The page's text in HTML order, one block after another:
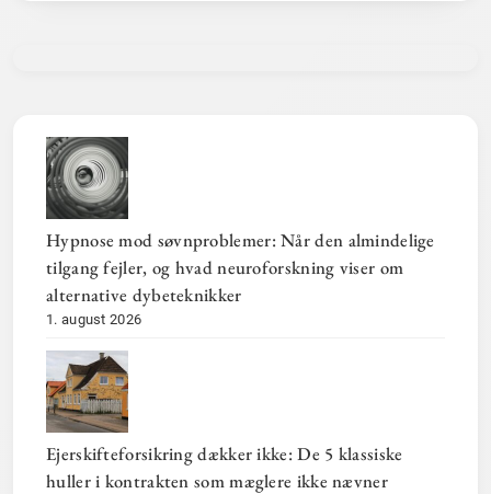
Hypnose mod søvnproblemer: Når den almindelige
tilgang fejler, og hvad neuroforskning viser om
alternative dybeteknikker
1. august 2026
Ejerskifteforsikring dækker ikke: De 5 klassiske
huller i kontrakten som mæglere ikke nævner